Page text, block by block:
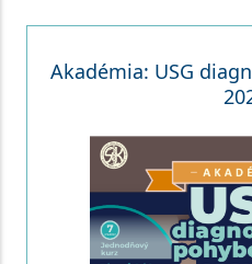
Akadémia: USG